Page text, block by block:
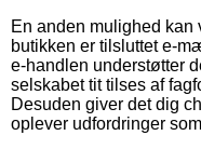
En anden mulighed
butikken er tilsluttet e-
e-handlen understøtter
selskabet tit tilses af
Desuden giver det dig
oplever udfordringer